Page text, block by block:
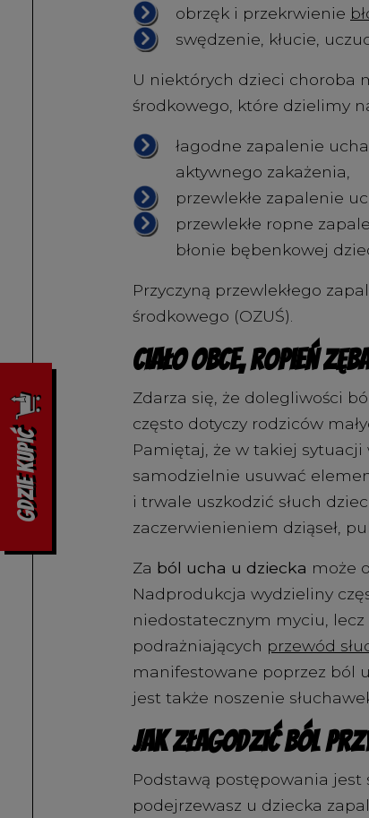
Gdzie kupić
obrzęk i przekrwienie
swędzenie, kłucie,
U niektórych dzieci choroba
środkowego, które dzielimy
łagodne zapalenie
aktywnego zakażenia,
przewlekłe zapalenie
przewlekłe ropne
błonie bębenkowej
Przyczyną przewlekłego
środkowego (OZUŚ).
Ciało obce, ropień
Zdarza się, że dolegliwości
często dotyczy rodziców
Pamiętaj, że w takiej sytuacji
samodzielnie usuwać
i trwale uszkodzić słuch
zaczerwienieniem dziąseł,
Za ból ucha u dziecka może
Nadprodukcja wydzieliny
niedostatecznym myciu, lecz
podrażniających przewód
manifestowane poprzez ból
jest także noszenie
Jak złagodzić ból
Podstawą postępowania jest
podejrzewasz u dziecka